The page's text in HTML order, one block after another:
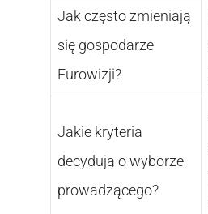
Jak często zmieniają
się gospodarze
Eurowizji?
Jakie kryteria
decydują o wyborze
prowadzącego?